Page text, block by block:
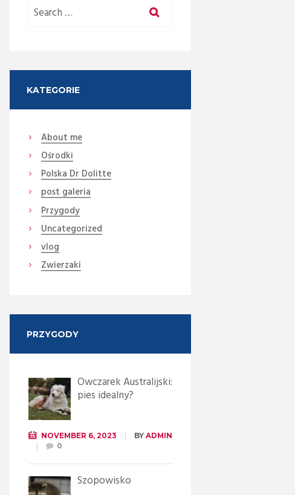
DSC07144a (2)
KATEGORIE
About me
Ośrodki
Polska Dr Dolitte
post galeria
Przygody
Uncategorized
vlog
Zwierzaki
PRZYGODY
Owczarek Australijski:
pies idealny?
NOVEMBER 6, 2023 BY ADMIN
0
Szopowisko